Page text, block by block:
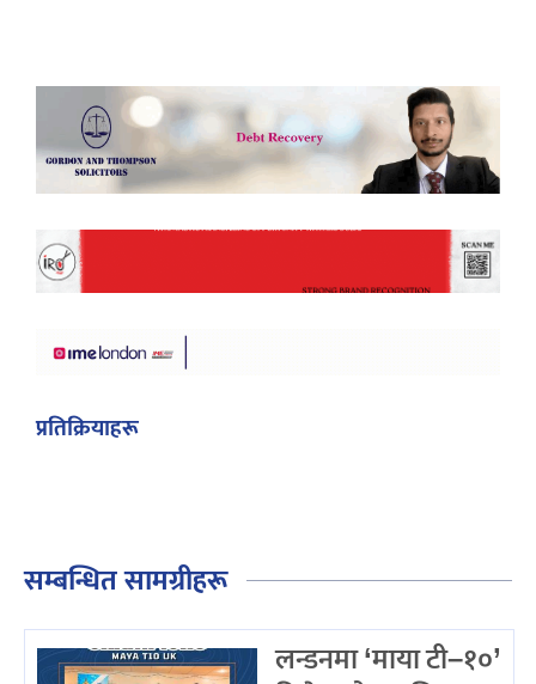
प्रतिक्रियाहरू
सम्बन्धित सामग्रीहरू
लन्डनमा ‘माया टी–१०’